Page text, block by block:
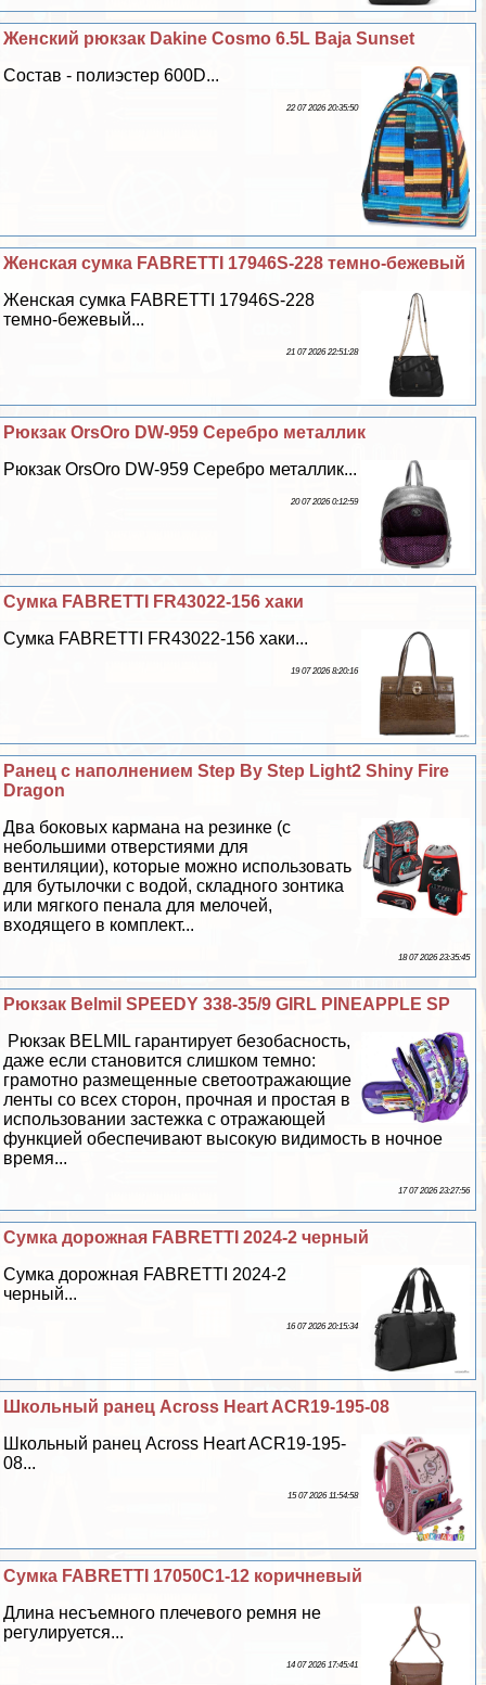
Женский рюкзак Dakine Cosmo 6.5L Baja Sunset
Состав - полиэстер 600D...
22 07 2026 20:35:50
Женская сумка FABRETTI 17946S-228 темно-бежевый
Женская сумка FABRETTI 17946S-228
темно-бежевый...
21 07 2026 22:51:28
Рюкзак OrsOro DW-959 Серебро металлик
Рюкзак OrsOro DW-959 Серебро металлик...
20 07 2026 0:12:59
Сумка FABRETTI FR43022-156 хаки
Сумка FABRETTI FR43022-156 хаки...
19 07 2026 8:20:16
Ранец с наполнением Step By Step Light2 Shiny Fire
Dragon
Два боковых кармана на резинке (с
небольшими отверстиями для
вентиляции), которые можно использовать
для бутылочки с водой, складного зонтика
или мягкого пенала для мелочей,
входящего в комплект...
18 07 2026 23:35:45
Рюкзак Belmil SPEEDY 338-35/9 GIRL PINEAPPLE SP
Рюкзак BELMIL гарантирует безобасность,
даже если становится слишком темно:
грамотно размещенные светоотражающие
ленты со всех сторон, прочная и простая в
использовании застежка с отражающей
функцией обеспечивают высокую видимость в ночное
время...
17 07 2026 23:27:56
Сумка дорожная FABRETTI 2024-2 черный
Сумка дорожная FABRETTI 2024-2
черный...
16 07 2026 20:15:34
Школьный ранец Across Heart ACR19-195-08
Школьный ранец Across Heart ACR19-195-
08...
15 07 2026 11:54:58
Сумка FABRETTI 17050C1-12 коричневый
Длина несъемного плечевого ремня не
регулируется...
14 07 2026 17:45:41